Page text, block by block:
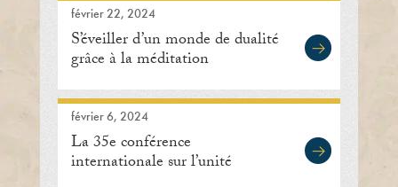
février 22, 2024
S’éveiller d’un monde de dualité
grâce à la méditation
février 6, 2024
La 35e conférence
internationale sur l’unité